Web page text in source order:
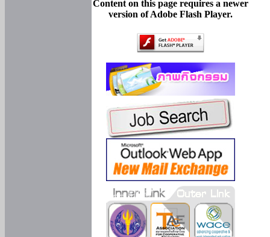
Content on this page requires a newer
version of Adobe Flash Player.